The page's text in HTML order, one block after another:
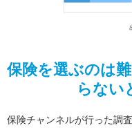
保険を選ぶのは
らない
保険チャンネルが行った調